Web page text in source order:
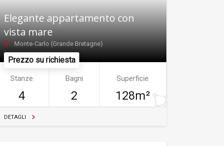
Prezzo su richiesta
Elegante appartamento con
vista mare
Monte-Carlo (Grande Bretagne)
Stanze
4
Bagni
2
Superficie
128m²
DETAGLI